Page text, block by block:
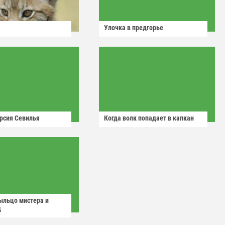
Улочка в предгорье
Севилья Когда волк попадает в капкан
мистера и